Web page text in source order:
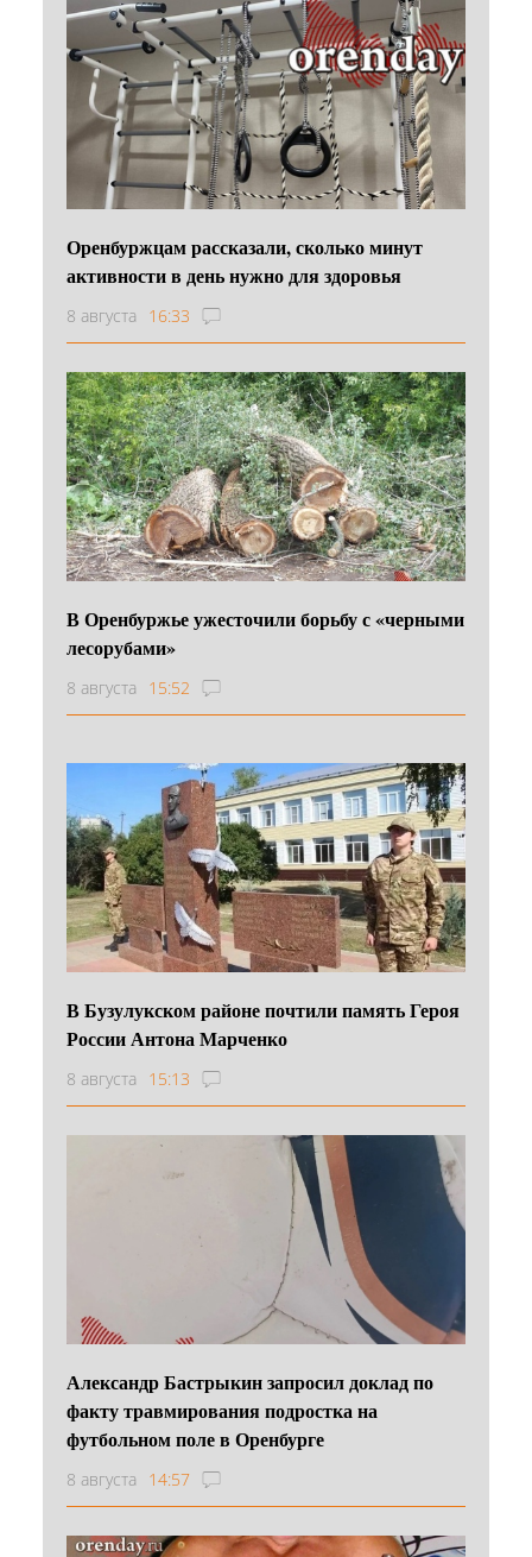
Оренбуржцам рассказали, сколько минут
активности в день нужно для здоровья
8 августа 16:33
В Оренбуржье ужесточили борьбу с «черными
лесорубами»
8 августа 15:52
В Бузулукском районе почтили память Героя
России Антона Марченко
8 августа 15:13
Александр Бастрыкин запросил доклад по
факту травмирования подростка на
футбольном поле в Оренбурге
8 августа 14:57